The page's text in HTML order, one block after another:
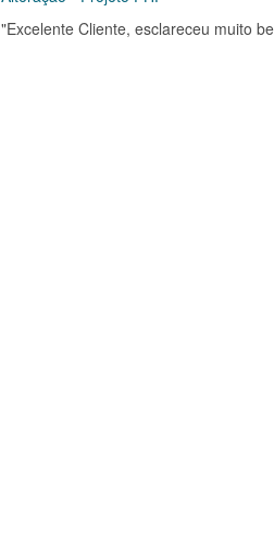
"Excelente Cliente, esclareceu muito